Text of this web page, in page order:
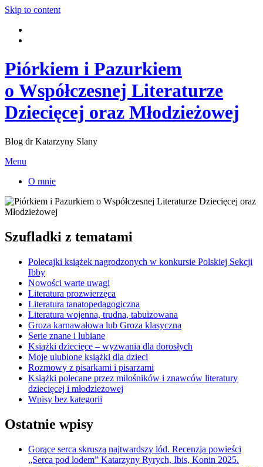
Skip to content
Piórkiem i Pazurkiem
o Współczesnej Literaturze
Dziecięcej oraz Młodzieżowej
Blog dr Katarzyny Slany
Menu
O mnie
Szufladki z tematami
Polecajki książek nagrodzonych w konkursie Polskiej Sekcji
Ibby
Nowości warte uwagi
Literatura prozwierzęca
Literatura tanatopedagogiczna
Literatura wojenna, trudna, tabuizowana
Groza karnawałowa lub Groza klasyczna
Serie znane i lubiane
Książki dziecięce – wyzwania dla dorosłych
Moje ulubione książki dla dzieci
Rozmowy z pisarkami i pisarzami
Książki polecane przez miłośników i znawców literatury
dziecięcej i młodzieżowej
Wpisy bez kategorii
Ostatnie wpisy
Gorące serca skruszą najtwardszy lód. Recenzja powieści
„Serca pod lodem” Katarzyny Ryrych, Ibis, Konin 2025.